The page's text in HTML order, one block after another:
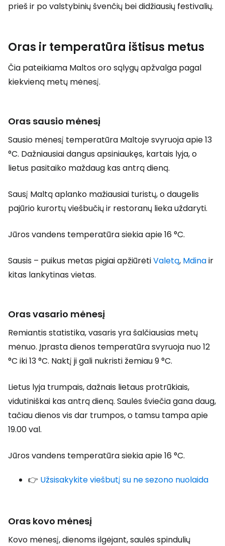
prieš ir po valstybinių švenčių bei didžiausių festivalių.
Oras ir temperatūra ištisus metus
Čia pateikiama Maltos oro sąlygų apžvalga pagal
kiekvieną metų mėnesį.
Oras sausio mėnesį
Sausio mėnesį temperatūra Maltoje svyruoja apie 13
°C. Dažniausiai dangus apsiniaukęs, kartais lyja, o
lietus pasitaiko maždaug kas antrą dieną.
Sausį Maltą aplanko mažiausiai turistų, o daugelis
pajūrio kurortų viešbučių ir restoranų lieka uždaryti.
Jūros vandens temperatūra siekia apie 16 °C.
Sausis – puikus metas pigiai apžiūrėtiValetą, Mdinair
kitas lankytinas vietas.
Oras vasario mėnesį
Remiantis statistika, vasaris yra šalčiausias metų
mėnuo. Įprasta dienos temperatūra svyruoja nuo 12
°C iki 13 °C. Naktį ji gali nukristi žemiau 9 °C.
Lietus lyja trumpais, dažnais lietaus protrūkiais,
vidutiniškai kas antrą dieną. Saulės šviečia gana daug,
tačiau dienos vis dar trumpos, o tamsu tampa apie
19.00 val.
Jūros vandens temperatūra siekia apie 16 °C.
👉 Užsisakykite viešbutį su ne sezono nuolaida
Oras kovo mėnesį
Kovo mėnesį, dienoms ilgėjant, saulės spindulių